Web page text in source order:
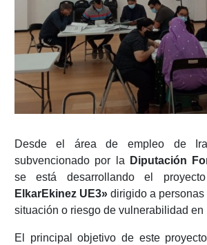
Desde el área de empleo de
subvencionado por la
Diputación
se está desarrollando el
ElkarEkinez UE3»dirigido a personas
situación o riesgo de vulnerabilidad en
El principal objetivo de este